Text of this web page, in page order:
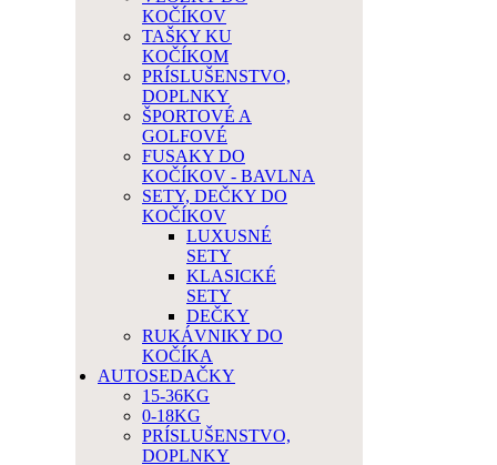
KOČÍKOV
TAŠKY KU
KOČÍKOM
PRÍSLUŠENSTVO,
DOPLNKY
ŠPORTOVÉ A
GOLFOVÉ
FUSAKY DO
KOČÍKOV - BAVLNA
SETY, DEČKY DO
KOČÍKOV
LUXUSNÉ
SETY
KLASICKÉ
SETY
DEČKY
RUKÁVNIKY DO
KOČÍKA
AUTOSEDAČKY
15-36KG
0-18KG
PRÍSLUŠENSTVO,
DOPLNKY